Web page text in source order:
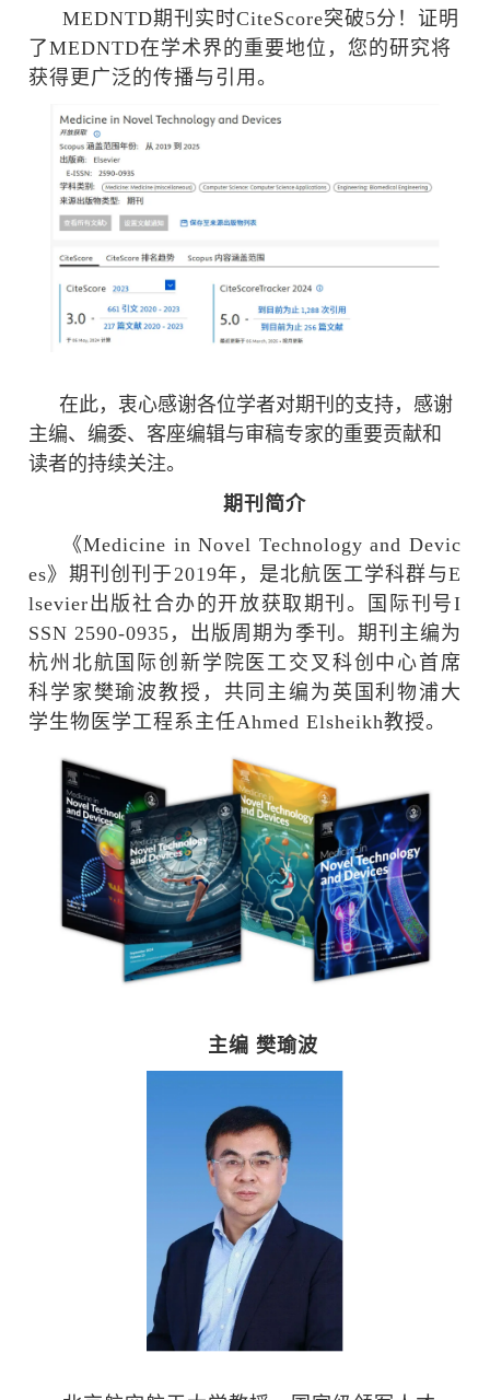
MEDNTD期刊 实时CiteScore突破5分！ 证明
了MEDNTD在学术界的重要地位 ，您的研究将
获得更广泛的传播与引用。
在此，衷心感谢各位学者对期刊的支持，感谢
主编、编委、客座编辑与审稿专家的重要贡献和
读者的持续关注。
期刊简介
《Medicine in Novel Technology and Devic
es》期刊创刊于 2019年，是北航医工学科群与E
lsevier出版社合办的开放获取期刊。国际刊号I
SSN 2590-0935 ，出版周期为季刊。期刊主编为
杭州北航国际创新学院医工交叉科创中心首席
科学家樊瑜波教授，共同主编为英国利物浦大
学生物医学工程系主任Ahmed Elsheikh教授。
主编 樊瑜波